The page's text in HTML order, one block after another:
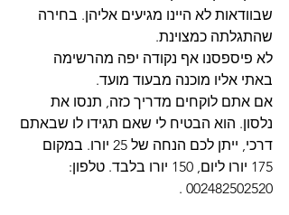
שבוודאות לא היינו מגיעים אליהן. בחירה
שהתגלתה כמצוינת.
לא פיספסנו אף נקודה יפה מהרשימה
באתי אליו מוכנה מבעוד מועד.
אם אתם לוקחים מדריך כזה, תנסו את
נלסון. הוא הבטיח לי שאם תגידו לו שבאתם
דרכי, ייתן לכם הנחה של 25 יורו. במקום
175 יורו ליום, 150 יורו בלבד. טלפון:
002482502520 .